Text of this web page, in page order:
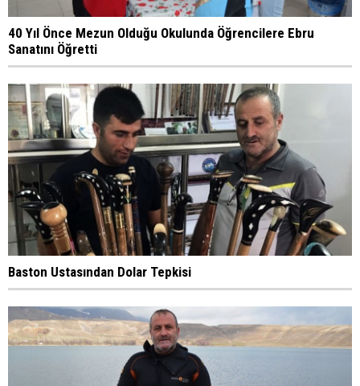
40 Yıl Önce Mezun Olduğu Okulunda Öğrencilere Ebru
Sanatını Öğretti
Baston Ustasından Dolar Tepkisi